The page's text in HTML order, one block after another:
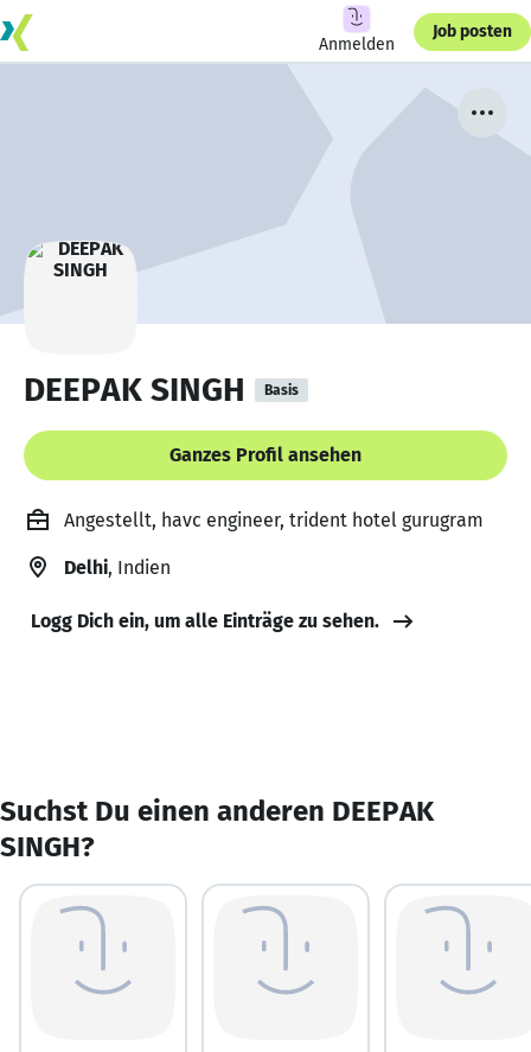
Anmelden
Job posten
DEEPAK SINGH Basis
Ganzes Profil ansehen
Angestellt, havc engineer, trident hotel gurugram
Delhi, Indien
Logg Dich ein, um alle Einträge zu sehen.
Suchst Du einen anderen DEEPAK
SINGH?